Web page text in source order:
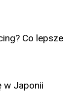
Co lepsze
w Japonii